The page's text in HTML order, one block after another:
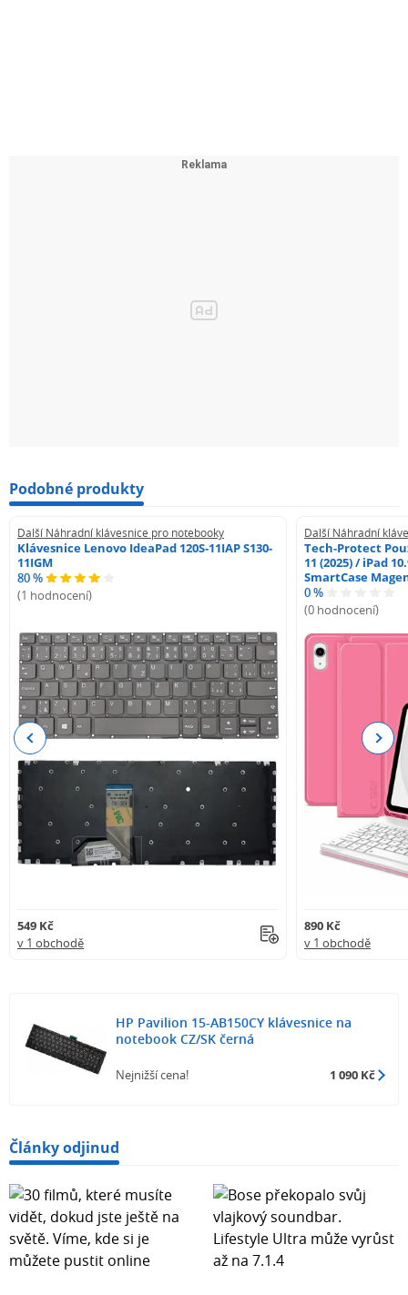
Podobné produkty
Další Náhradní klávesnice pro notebooky
Klávesnice Lenovo IdeaPad 120S-11IAP S130-
11IGM
80 %
(1 hodnocení)
549 Kč
v 1 obchodě
Další Náhradní
Tech-Protect
11 (2025) / iPad
SmartCase
0 %
(0 hodnocení)
890 Kč
v 1 obchodě
Previous Next
HP Pavilion 15-AB150CY klávesnice na
notebook CZ/SK černá
Nejnižší cena! 1 090 Kč
Články odjinud